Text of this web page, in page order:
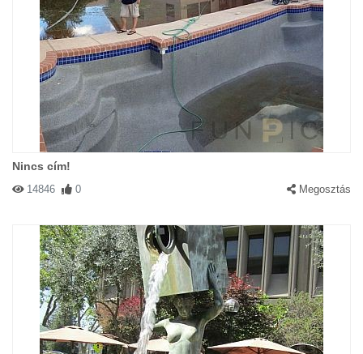
Nincs cím!
14846 0 Megosztás